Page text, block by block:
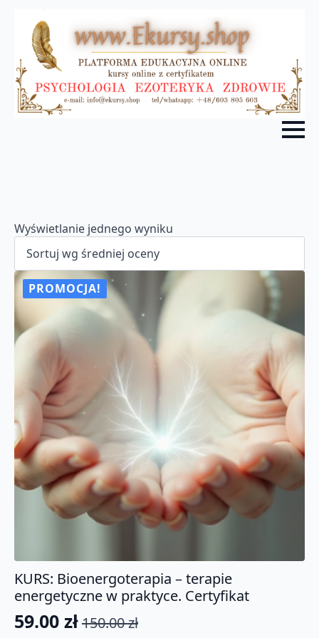
Wyświetlanie jednego wyniku
PROMOCJA!
KURS: Bioenergoterapia – terapie
energetyczne w praktyce. Certyfikat
150.00zł
Pierwotna
59.00 zł
Aktualna